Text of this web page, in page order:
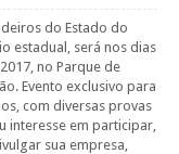
do Estado do
estadual, será nos dias
no Parque de
Evento exclusivo para
com diversas provas
interesse em participar,
sua empresa,